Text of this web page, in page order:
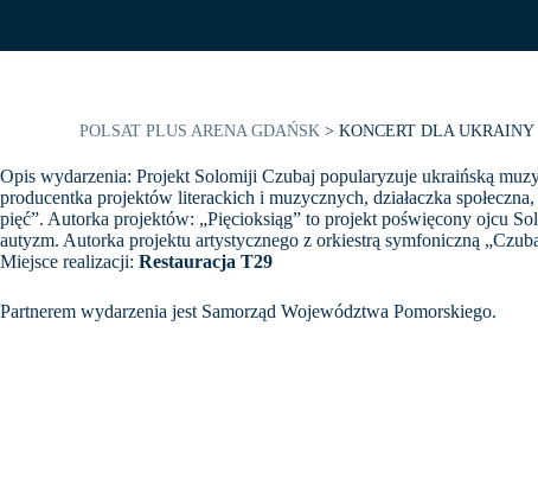
POLSAT PLUS ARENA GDAŃSK >KONCERT DLA UKRAINY
Opis wydarzenia: Projekt Solomiji Czubaj popularyzuje ukraińską
producentka projektów literackich i muzycznych, działaczka
pięć”. Autorka projektów: „Pięcioksiąg” to projekt poświęcony ojcu
autyzm. Autorka projektu artystycznego z orkiestrą symfoniczną
Miejsce realizacji: Restauracja T29
Partnerem wydarzenia jest Samorząd Województwa Pomorskiego.